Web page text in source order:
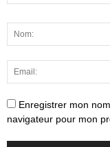
Enregistrer mon
navigateur pour mon